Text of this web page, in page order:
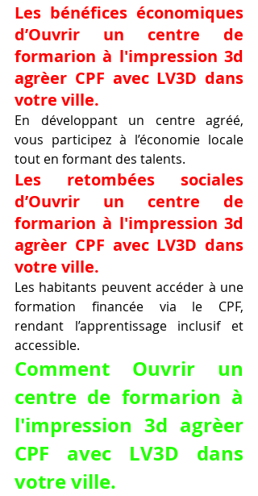
Les bénéfices économiques
d’Ouvrir un centre de
formarion à l'impression 3d
agrèer CPF avec LV3D dans
votre ville.
En développant un centre agréé,
vous participez à l’économie locale
tout en formant des talents.
Les retombées sociales
d’Ouvrir un centre de
formarion à l'impression 3d
agrèer CPF avec LV3D dans
votre ville.
Les habitants peuvent accéder à une
formation financée via le CPF,
rendant l’apprentissage inclusif et
accessible.
Comment Ouvrir un
centre de formarion à
l'impression 3d agrèer
CPF avec LV3D dans
votre ville.